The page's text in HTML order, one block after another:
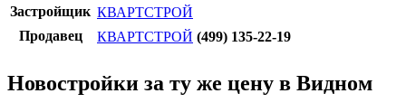
Застройщик КВАРТСТРОЙ
Продавец
КВАРТСТРОЙ (499) 135-22-19
Новостройки за ту же цену в Видном